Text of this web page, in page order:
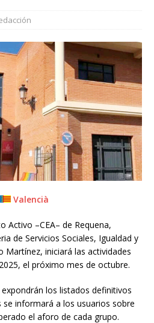
Valencià
Activo –CEA– de Requena,
de Servicios Sociales, Igualdad y
Martínez, iniciará las actividades
el próximo mes de octubre.
los listados definitivos
se informará a los usuarios sobre
el aforo de cada grupo.